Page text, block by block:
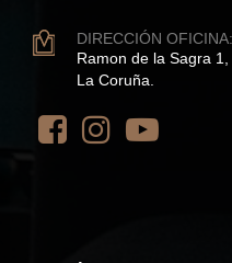
DIRECCIÓN OFICINA:
Ramon de la Sagra
La Coruña.